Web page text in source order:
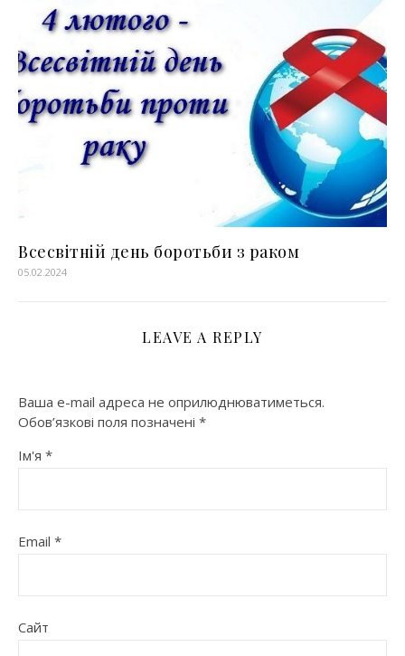
Всесвітній день боротьби з раком
05.02.2024
LEAVE A REPLY
Ваша e-mail адреса не оприлюднюватиметься.
Обов’язкові поля позначені *
Ім'я *
Email *
Сайт